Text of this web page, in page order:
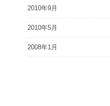
2010年9月
2010年5月
2008年1月